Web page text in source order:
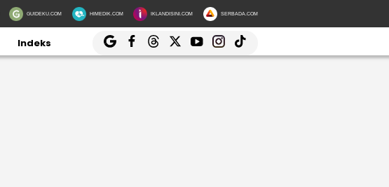
GUIDEKU.COM HIMEDIK.COM IKLANDISINI.COM SERBADA.COM
Indeks